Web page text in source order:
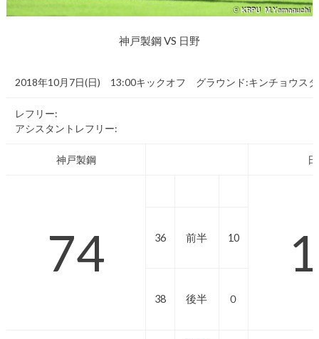
神戸製鋼 VS 日野
2018年10月7日(日) 13:00キックオフ グラウンド:キンチョウス
レフリー:
アシスタントレフリー:
神戸製鋼
74 36 前半 10
38 後半 ０